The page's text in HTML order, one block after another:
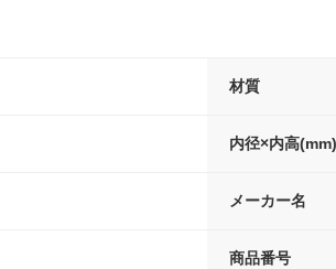
材質
内径×内高(mm)
メーカー名
商品番号